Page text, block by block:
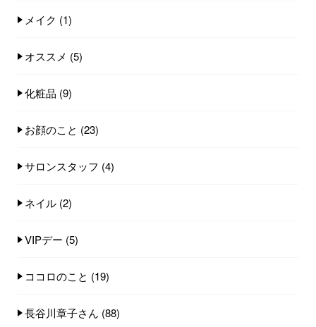
メイク (1)
オススメ (5)
化粧品 (9)
お顔のこと (23)
サロンスタッフ (4)
ネイル (2)
VIPデー (5)
ココロのこと (19)
長谷川章子さん (88)